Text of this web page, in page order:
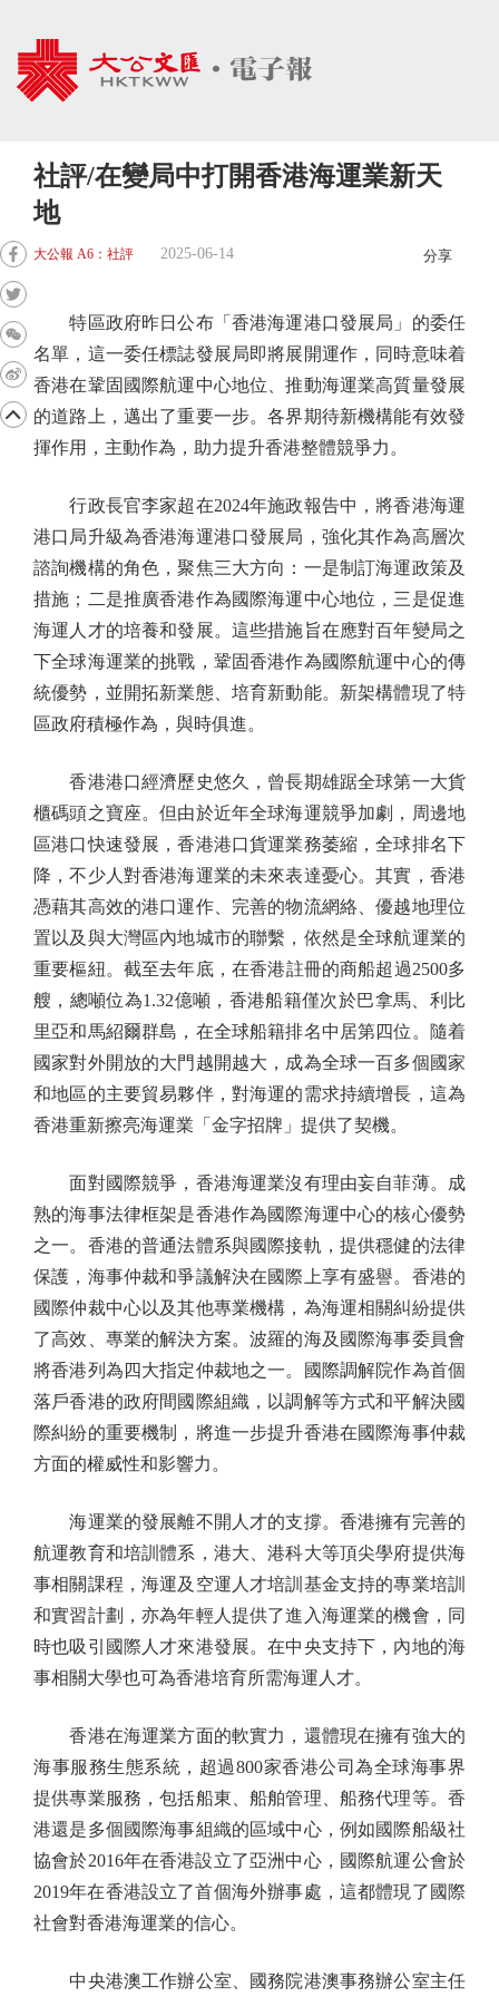
社評/在變局中打開香港海運業新天
地
大公報 A6：社評 2025-06-14 分享
特區政府昨日公布「香港海運港口發展局」的委任
名單，這一委任標誌發展局即將展開運作，同時意味着
香港在鞏固國際航運中心地位、推動海運業高質量發展
的道路上，邁出了重要一步。各界期待新機構能有效發
揮作用，主動作為，助力提升香港整體競爭力。
行政長官李家超在2024年施政報告中，將香港海運
港口局升級為香港海運港口發展局，強化其作為高層次
諮詢機構的角色，聚焦三大方向：一是制訂海運政策及
措施；二是推廣香港作為國際海運中心地位，三是促進
海運人才的培養和發展。這些措施旨在應對百年變局之
下全球海運業的挑戰，鞏固香港作為國際航運中心的傳
統優勢，並開拓新業態、培育新動能。新架構體現了特
區政府積極作為，與時俱進。
香港港口經濟歷史悠久，曾長期雄踞全球第一大貨
櫃碼頭之寶座。但由於近年全球海運競爭加劇，周邊地
區港口快速發展，香港港口貨運業務萎縮，全球排名下
降，不少人對香港海運業的未來表達憂心。其實，香港
憑藉其高效的港口運作、完善的物流網絡、優越地理位
置以及與大灣區內地城市的聯繫，依然是全球航運業的
重要樞紐。截至去年底，在香港註冊的商船超過2500多
艘，總噸位為1.32億噸，香港船籍僅次於巴拿馬、利比
里亞和馬紹爾群島，在全球船籍排名中居第四位。隨着
國家對外開放的大門越開越大，成為全球一百多個國家
和地區的主要貿易夥伴，對海運的需求持續增長，這為
香港重新擦亮海運業「金字招牌」提供了契機。
面對國際競爭，香港海運業沒有理由妄自菲薄。成
熟的海事法律框架是香港作為國際海運中心的核心優勢
之一。香港的普通法體系與國際接軌，提供穩健的法律
保護，海事仲裁和爭議解決在國際上享有盛譽。香港的
國際仲裁中心以及其他專業機構，為海運相關糾紛提供
了高效、專業的解決方案。波羅的海及國際海事委員會
將香港列為四大指定仲裁地之一。國際調解院作為首個
落戶香港的政府間國際組織，以調解等方式和平解決國
際糾紛的重要機制，將進一步提升香港在國際海事仲裁
方面的權威性和影響力。
海運業的發展離不開人才的支撐。香港擁有完善的
航運教育和培訓體系，港大、港科大等頂尖學府提供海
事相關課程，海運及空運人才培訓基金支持的專業培訓
和實習計劃，亦為年輕人提供了進入海運業的機會，同
時也吸引國際人才來港發展。在中央支持下，內地的海
事相關大學也可為香港培育所需海運人才。
香港在海運業方面的軟實力，還體現在擁有強大的
海事服務生態系統，超過800家香港公司為全球海事界
提供專業服務，包括船東、船舶管理、船務代理等。香
港還是多個國際海事組織的區域中心，例如國際船級社
協會於2016年在香港設立了亞洲中心，國際航運公會於
2019年在香港設立了首個海外辦事處，這都體現了國際
社會對香港海運業的信心。
中央港澳工作辦公室、國務院港澳事務辦公室主任